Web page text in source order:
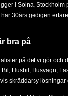
i Solna, Stockholm
30års gedigen
bra på
på det vi gör och
Bil Husbil, Husvagn
skräddarsy lösningar